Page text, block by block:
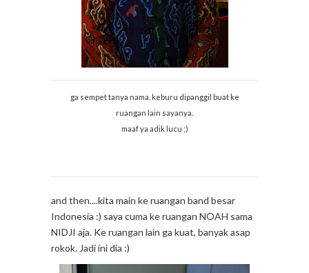
ga sempet tanya nama, keburu dipanggil buat ke
ruangan lain sayanya.
maaf ya adik lucu ;)
and then....kita main ke ruangan band besar
Indonesia :) saya cuma ke ruangan NOAH sama
NIDJI aja. Ke ruangan lain ga kuat, banyak asap
rokok. Jadi ini dia :)